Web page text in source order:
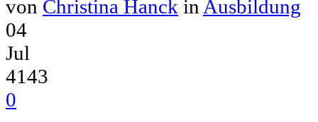
von Christina Hanck in Ausbildung
04
Jul
4143
0